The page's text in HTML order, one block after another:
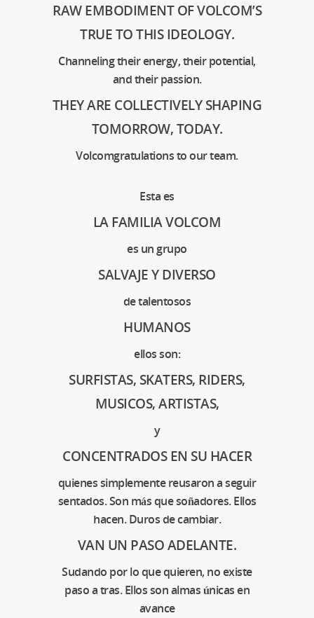
RAW EMBODIMENT OF VOLCOM’S
TRUE TO THIS IDEOLOGY.
Channeling their energy, their potential,
and their passion.
THEY ARE COLLECTIVELY SHAPING
TOMORROW, TODAY.
Volcomgratulations to our team.
Esta es
LA FAMILIA VOLCOM
es un grupo
SALVAJE Y DIVERSO
de talentosos
HUMANOS
ellos son:
SURFISTAS, SKATERS, RIDERS,
MUSICOS, ARTISTAS,
y
CONCENTRADOS EN SU HACER
quienes simplemente reusaron a seguir
sentados. Son más que soñadores. Ellos
hacen. Duros de cambiar.
VAN UN PASO ADELANTE.
Sudando por lo que quieren, no existe
paso a tras. Ellos son almas únicas en
avance